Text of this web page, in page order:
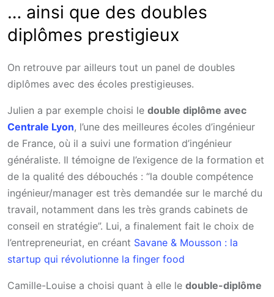
… ainsi que des doubles
diplômes prestigieux
On retrouve par ailleurs tout un panel de doubles
diplômes avec des écoles prestigieuses.
Julien a par exemple choisi le double diplôme avec
Centrale Lyon, l’une des meilleures écoles d’ingénieur
de France, où il a suivi une formation d’ingénieur
généraliste. Il témoigne de l’exigence de la formation et
de la qualité des débouchés : “la double compétence
ingénieur/manager est très demandée sur le marché du
travail, notamment dans les très grands cabinets de
conseil en stratégie”. Lui, a finalement fait le choix de
l’entrepreneuriat, en créant Savane & Mousson : la
startup qui révolutionne la finger food
Camille-Louise a choisi quant à elle le double-diplôme